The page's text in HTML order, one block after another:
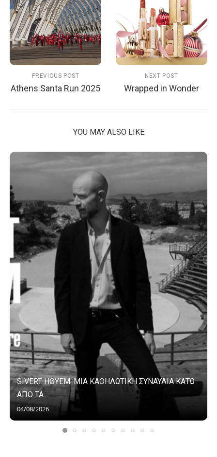
PREVIOUS POST
Athens Santa Run 2025
NEXT POST
Wrapped in Wonder
YOU MAY ALSO LIKE
SIVERT HØYEM: ΜΙΑ ΚΑΘΗΛΩΤΙΚΗ ΣΥΝΑΥΛΙΑ ΚΑΤΩ
ΑΠΟ ΤΑ...
04/08/2026